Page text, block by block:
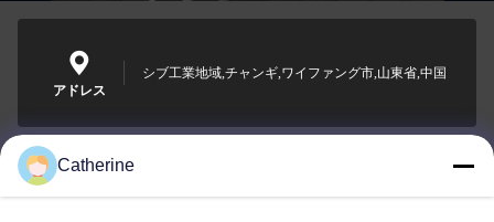
アドレス
シブ工業地域,チャンギ,ワイファング市,山東省,中国
padraic@huayumachine.cn
Catherine